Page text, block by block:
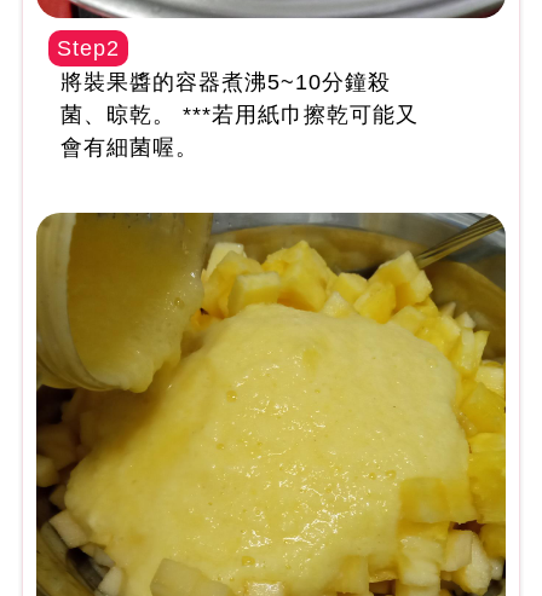
Step2
將裝果醬的容器煮沸5~10分鐘殺
菌、晾乾。 ***若用紙巾擦乾可能又
會有細菌喔。